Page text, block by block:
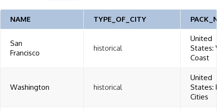
NAME TYPE_OF_CITY
San
Francisco
historical
United
States:
Coast
Washington historical
United
States:
Cities